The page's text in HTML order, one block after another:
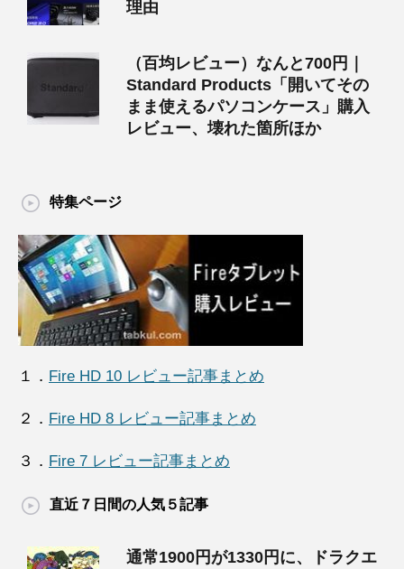
理由
（百均レビュー）なんと700円｜
Standard Products「開いてその
まま使えるパソコンケース」購入
レビュー、壊れた箇所ほか
特集ページ
１． Fire HD 10 レビュー記事まとめ
２． Fire HD 8 レビュー記事まとめ
３． Fire 7 レビュー記事まとめ
直近７日間の人気５記事
通常1900円が1330円に、ドラクエ